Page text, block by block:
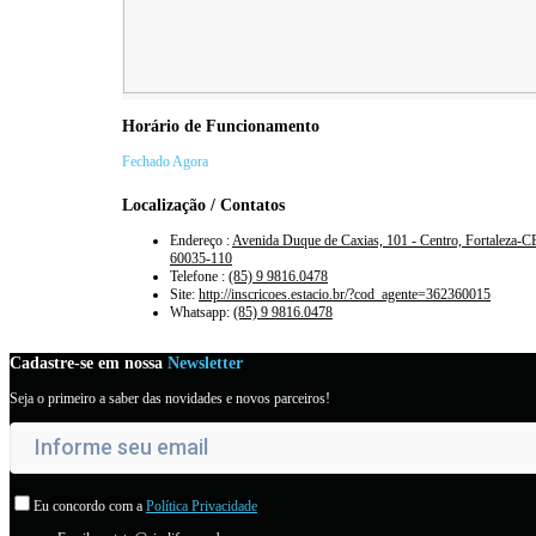
Horário de Funcionamento
Fechado Agora
Localização / Contatos
Endereço :Avenida Duque de Caxias, 101 - Centro, Fortaleza-
60035-110
Telefone : (85) 9 9816.0478
Site: http://inscricoes.estacio.br/?cod_agente=362360015
Whatsapp: (85) 9 9816.0478
Cadastre-se em nossa Newsletter
Seja o primeiro a saber das novidades e novos parceiros!
Eu concordo com a Política Privacidade